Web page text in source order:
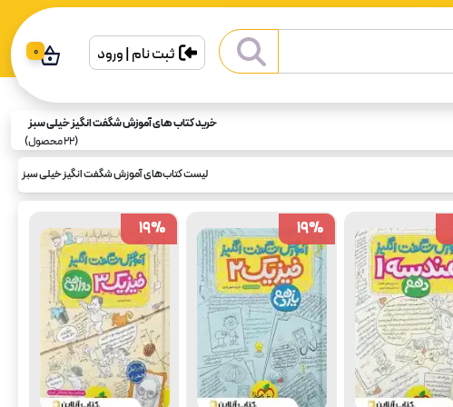
ثبت نام | ورود 0
خرید کتاب های آموزش شگفت انگیز خیلی سبز
(
22محصول)
لیست کتاب‌های آموزش شگفت انگیز خیلی سبز
19%
19%
19%
19%